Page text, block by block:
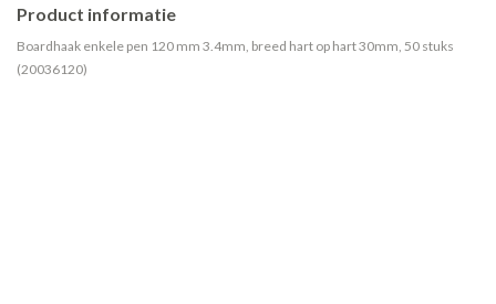
Product informatie
Boardhaak enkele pen 120 mm 3.4mm, breed hart op hart 30mm, 50 stuks
(20036120)